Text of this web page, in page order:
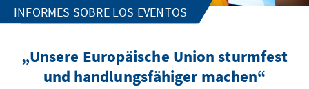
INFORMES SOBRE LOS EVENTOS
„Unsere Europäische Union sturmfest
und handlungsfähiger machen“